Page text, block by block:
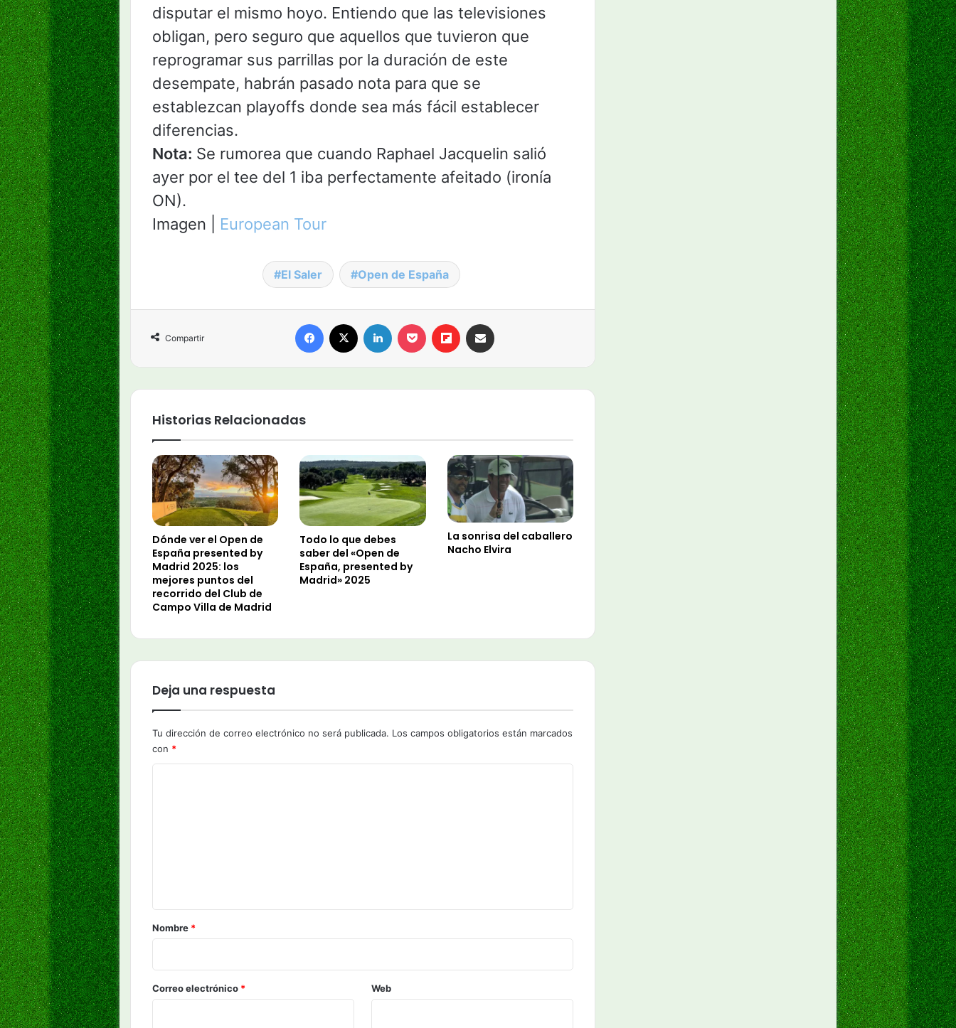
disputar el mismo hoyo. Entiendo que las televisiones
obligan, pero seguro que aquellos que tuvieron que
reprogramar sus parrillas por la duración de este
desempate, habrán pasado nota para que se
establezcan playoffs donde sea más fácil establecer
diferencias.
Nota: Se rumorea que cuando Raphael Jacquelin salió
ayer por el tee del 1 iba perfectamente afeitado (ironía
ON).
Imagen | European Tour
El Saler Open de España
Compartir
Historias Relacionadas
Dónde ver el Open de
España presented by
Madrid 2025: los
mejores puntos del
recorrido del Club de
Campo Villa de Madrid
Todo lo que debes
saber del «Open de
España, presented by
Madrid» 2025
La sonrisa del caballero
Nacho Elvira
Deja una respuesta
Tu dirección de correo electrónico no será publicada. Los campos obligatorios están marcados
con *
r
o
*
Nombre *
Correo electrónico * Web